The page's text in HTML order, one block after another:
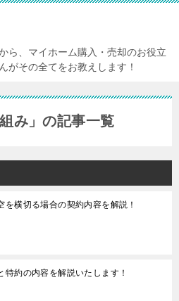
ら、マイホーム購入・売却のお役立
がその全てをお教えします！
み」の記事一覧
を横切る場合の契約内容を解説！
特約の内容を解説いたします！